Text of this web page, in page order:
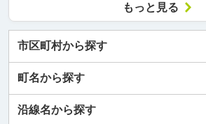
もっと見る
市区町村から探す
町名から探す
沿線名から探す